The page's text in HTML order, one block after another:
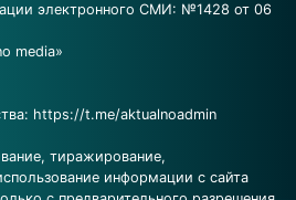
электронного СМИ: №1428 от 06
media»
https://t.me/aktualnoadmin
тиражирование,
информации с сайта